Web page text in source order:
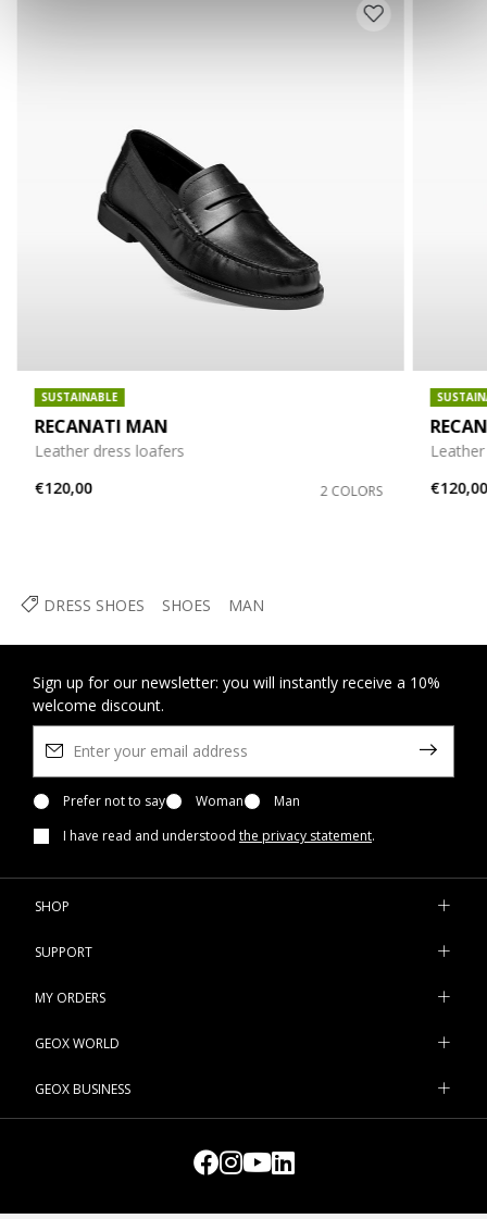
DRESS SHOES SHOES MAN
SUSTAINABLE
RECANATI MAN
Leather dress loafers
€120,00
2 COLORS
€120,00
Sign up for our newsletter: you will instantly receive a 10%
welcome discount.
Prefer not to say Woman
Man
I have read and understood the privacy statement.
SHOP
SUPPORT
MY ORDERS
GEOX WORLD
GEOX BUSINESS